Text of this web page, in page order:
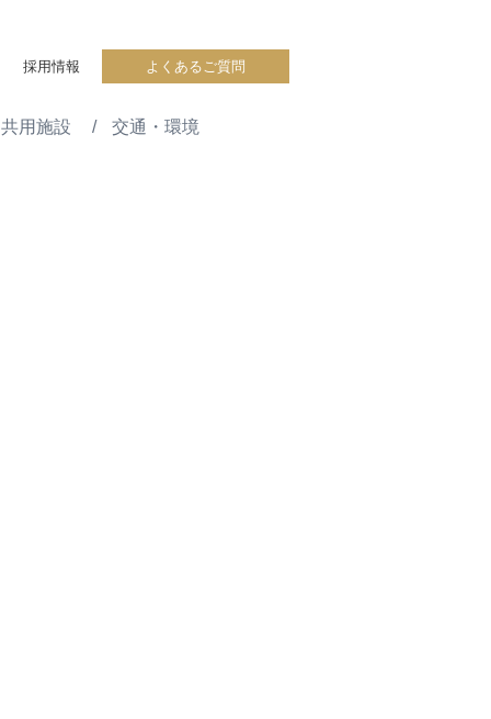
採用情報 よくあるご質問
共用施設 交通・環境